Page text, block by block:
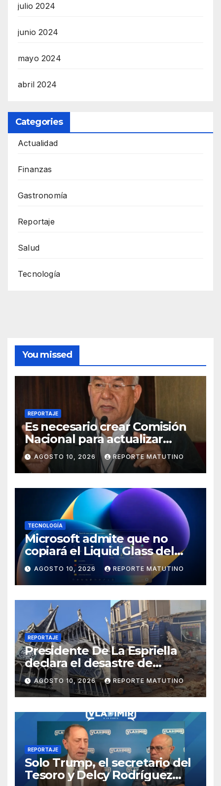
julio 2024
junio 2024
mayo 2024
abril 2024
Categories
Actualidad
Finanzas
Gastronomía
Reportaje
Salud
Tecnología
You missed
REPORTAJE
Es necesario crear Comisión
Nacional para actualizar
normas sismorresistentes y
planificación urbana
AGOSTO 10, 2026 REPORTE MATUTINO
TECNOLOGÍA
Microsoft admite que no
copiará el Liquid Glass del
iPhone en Windows 11 y tiene
una buena razón
AGOSTO 10, 2026 REPORTE MATUTINO
REPORTAJE
Presidente De La Espriella
declara el desastre de
carácter nacional tras
terremoto de magnitud 7,4
AGOSTO 10, 2026 REPORTE MATUTINO
REPORTAJE
Solo Trump, el secretario del
Tesoro y Delcy Rodríguez